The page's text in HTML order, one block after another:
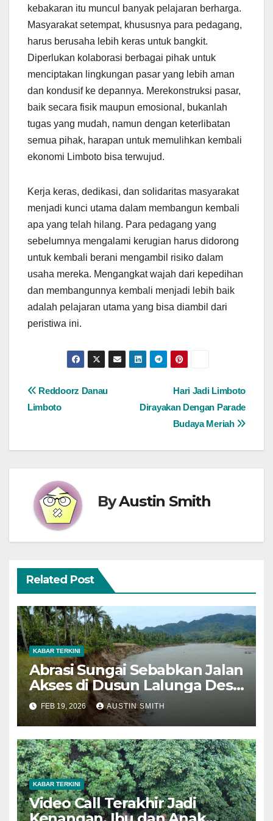
kebakaran itu muncul banyak pelajaran berharga.
Masyarakat setempat, khususnya para pedagang,
harus berusaha lebih keras untuk bangkit.
Diperlukan kolaborasi berbagai pihak untuk
menciptakan lingkungan pasar yang lebih aman
dan kondusif ke depannya. Merekonstruksi pasar,
baik secara fisik maupun emosional, bukanlah
tugas yang mudah, namun dengan keterlibatan
semua pihak, harapan untuk memulihkan kembali
ekonomi Limboto bisa terwujud.
Kerja keras, dedikasi, dan solidaritas masyarakat
menjadi kunci utama dalam membangun kembali
apa yang telah hilang. Para pedagang yang
sebelumnya mengalami kerugian harus didorong
untuk kembali berani mengambil risiko dalam
usaha mereka. Mengangkat wajah dari kepedihan
dan membangunnya kembali menjadi lebih baik
adalah pelajaran utama yang bisa diambil dari
peristiwa ini.
Post
Hari Jadi Limboto
Dirayakan Dengan Parade
Budaya Meriah
Reddoorz Danau
Limboto
ByAustin Smith
Related Post
KABAR TERKINI
Abrasi Sungai Sebabkan Jalan
Akses di Dusun Lalunga Desa
Datahu Amblas
FEB 19, 2026 AUSTIN SMITH
KABAR TERKINI
Video Call Terakhir Jadi